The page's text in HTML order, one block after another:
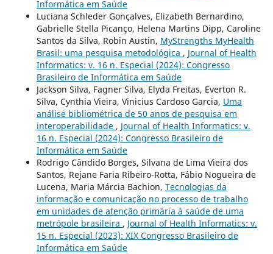
Informática em Saúde
Luciana Schleder Gonçalves, Elizabeth Bernardino,
Gabrielle Stella Picanço, Helena Martins Dipp, Caroline
Santos da Silva, Robin Austin, MyStrengths MyHealth
Brasil: uma pesquisa metodológica , Journal of Health
Informatics: v. 16 n. Especial (2024): Congresso
Brasileiro de Informática em Saúde
Jackson Silva, Fagner Silva, Elyda Freitas, Everton R.
Silva, Cynthia Vieira, Vinicius Cardoso Garcia, Uma
análise bibliométrica de 50 anos de pesquisa em
interoperabilidade , Journal of Health Informatics: v.
16 n. Especial (2024): Congresso Brasileiro de
Informática em Saúde
Rodrigo Cândido Borges, Silvana de Lima Vieira dos
Santos, Rejane Faria Ribeiro-Rotta, Fábio Nogueira de
Lucena, Maria Márcia Bachion, Tecnologias da
informação e comunicação no processo de trabalho
em unidades de atenção primária à saúde de uma
metrópole brasileira , Journal of Health Informatics: v.
15 n. Especial (2023): XIX Congresso Brasileiro de
Informática em Saúde